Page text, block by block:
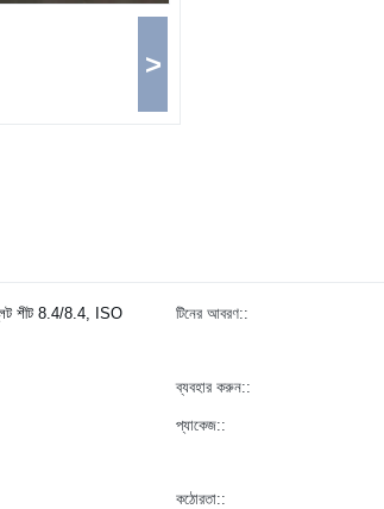
>
শীট 8.4/8.4, ISO
টিনের আবরণ::
ব্যবহার করুন::
প্যাকেজ::
কঠোরতা::